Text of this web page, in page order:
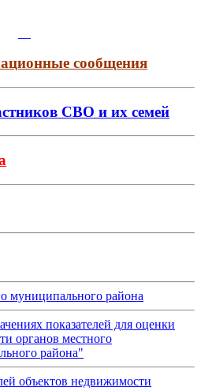
сообщения
СВО и их семей
муниципального района
показателей для оценки
органов местного
района"
объектов недвижимости